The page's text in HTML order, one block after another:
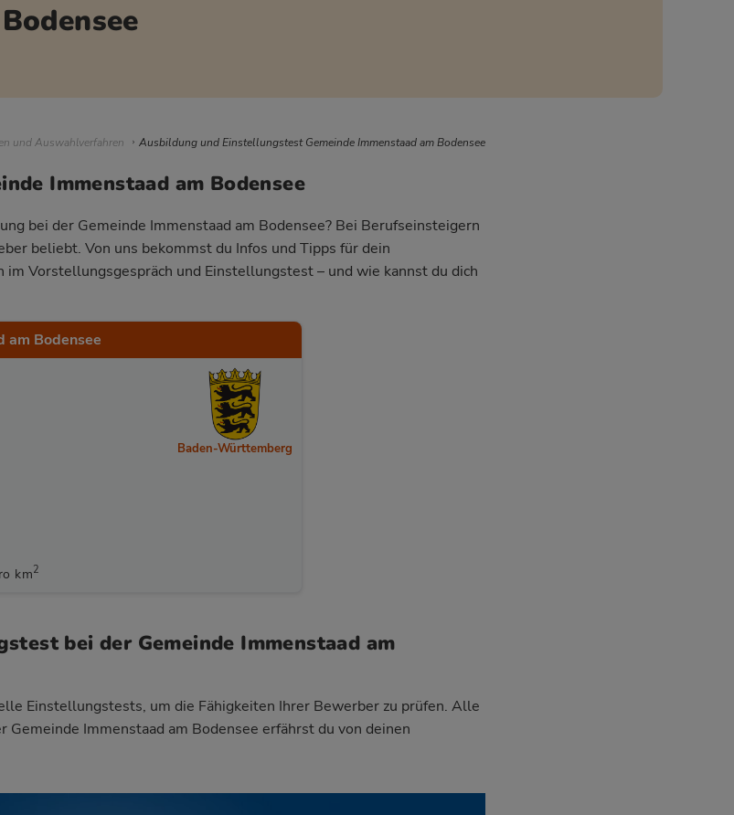
und Auswahlverfahren Ausbildung und Einstellungstest Gemeinde Immenstaad am Bodensee
Immenstaad am Bodensee
bei der Gemeinde Immenstaad am Bodensee? Bei Berufseinsteigern
beliebt. Von uns bekommst du Infos und Tipps für dein
Vorstellungsgespräch und Einstellungstest – und wie kannst du dich
am Bodensee
km2
Baden-Württemberg
bei der Gemeinde Immenstaad am
Einstellungstests, um die Fähigkeiten Ihrer Bewerber zu prüfen. Alle
Immenstaad am Bodensee erfährst du von deinen